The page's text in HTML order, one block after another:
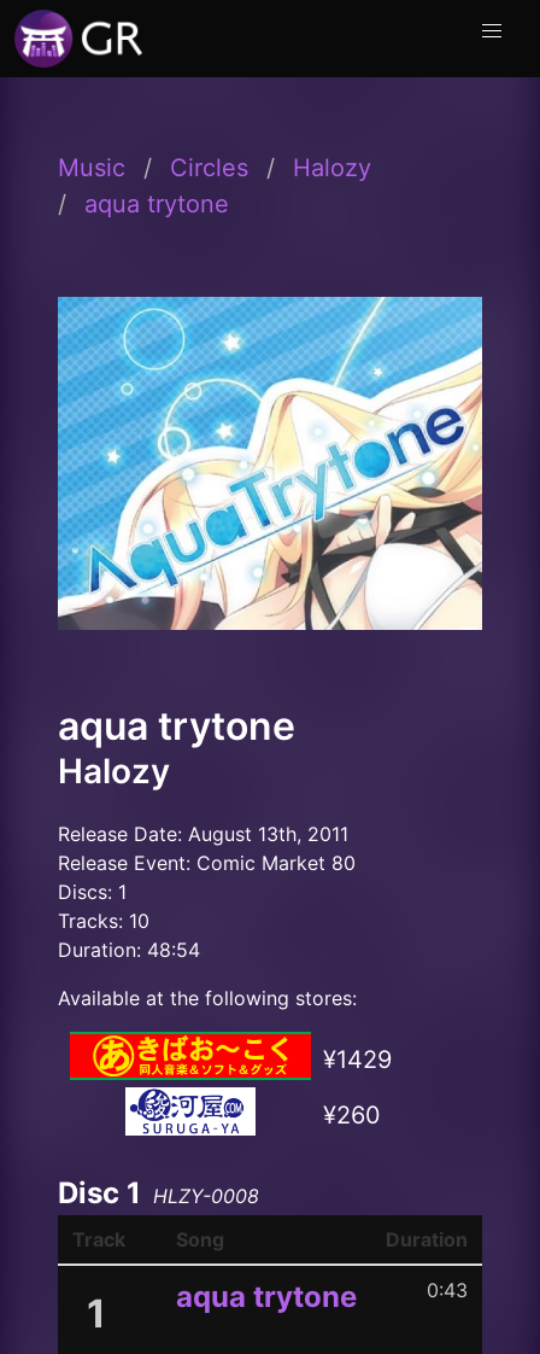
Music Circles
Halozy
aqua trytone
aqua trytone
Halozy
Release Date: August 13th, 2011
Release Event: Comic Market 80
Discs: 1
Tracks: 10
Duration: 48:54
Available at the following stores:
¥1429
¥260
Disc 1
HLZY-0008
Track
Song Duration
1 aqua trytone 0:43